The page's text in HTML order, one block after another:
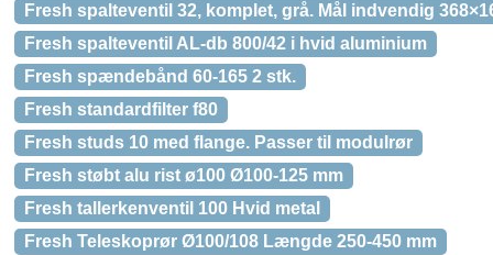
Fresh spalteventil 32, komplet, grå. Mål indvendig
Fresh spalteventil AL-db 800/42 i hvid aluminium
Fresh spændebånd 60-165 2 stk.
Fresh standardfilter f80
Fresh studs 10 med flange. Passer til modulrør
Fresh støbt alu rist ø100 Ø100-125 mm
Fresh tallerkenventil 100 Hvid metal
Fresh Teleskoprør Ø100/108 Længde 250-450 mm